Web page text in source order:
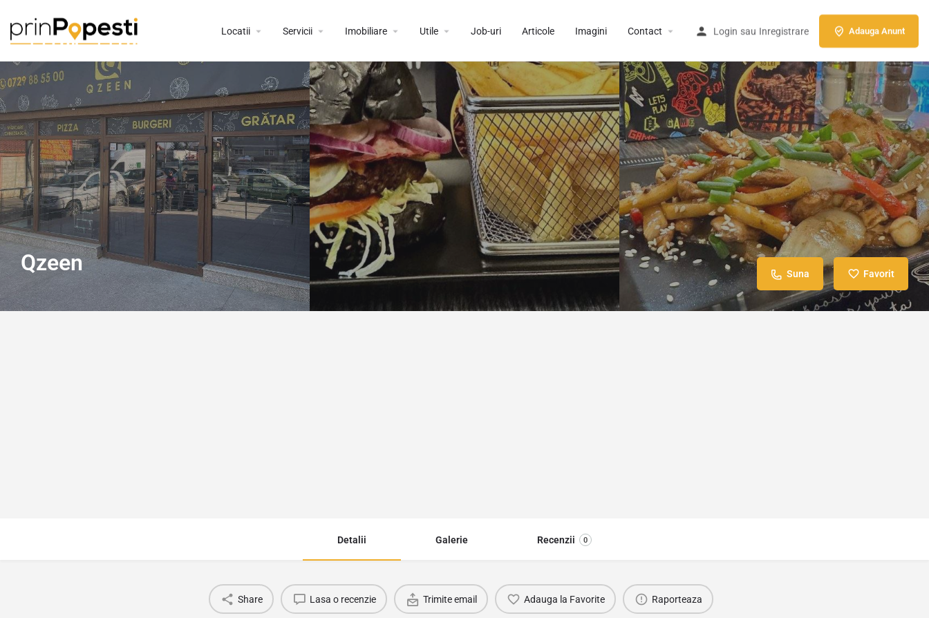
Locatii Servicii Imobiliare Utile Job-uri Articole Imagini Contact Login sau Inregistrare Adauga Anunt
Qzeen Suna Favorit
Detalii Galerie Recenzii 0
Share Lasa o recenzie Trimite email Adauga la Favorite Raporteaza